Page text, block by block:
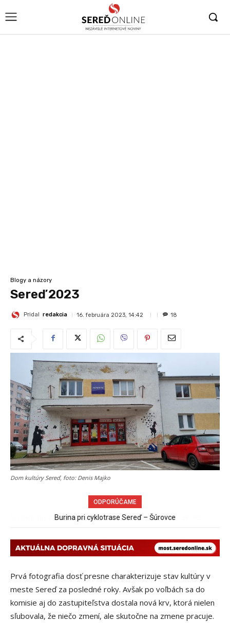
Blogy a názory
Sereď 2023
Pridal redakcia 16. februára 2023, 14:42 18
Dom kultúry Sereď, foto: Denis Majko
ODPORÚČAME
Burina pri cyklotrase Sereď – Šúrovce
Prvá fotografia dosť presne charakterizuje stav kultúry v
meste Sereď za posledné roky. Avšak po voľbách sa do
komisie aj do zastupiteľstva dostala nová krv, ktorá nielen
sľubovala, že niečo zmení, ale skutočne na zmene pracuje.